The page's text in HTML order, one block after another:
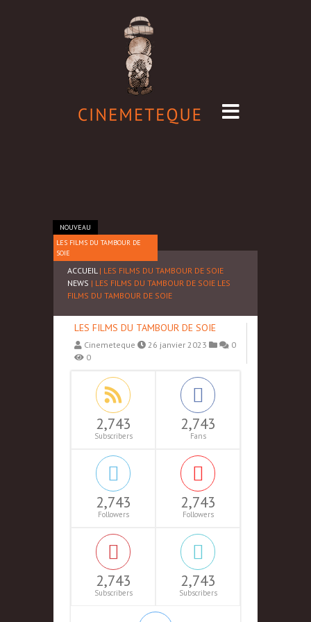
NOUVEAU
LES FILMS DU TAMBOUR DE
SOIE
ACCUEIL | LES FILMS DU TAMBOUR DE SOIE
NEWS | LES FILMS DU TAMBOUR DE SOIE LES
FILMS DU TAMBOUR DE SOIE
LES FILMS DU TAMBOUR DE SOIE
Cinemeteque 26 janvier 2023
0
0
2,743
Subscribers
2,743
Fans
2,743
Followers
2,743
Followers
2,743
Subscribers
2,743
Subscribers